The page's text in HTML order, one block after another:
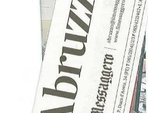
ARTICOLI
DOWNLOAD
SOSTENIBILITÀ